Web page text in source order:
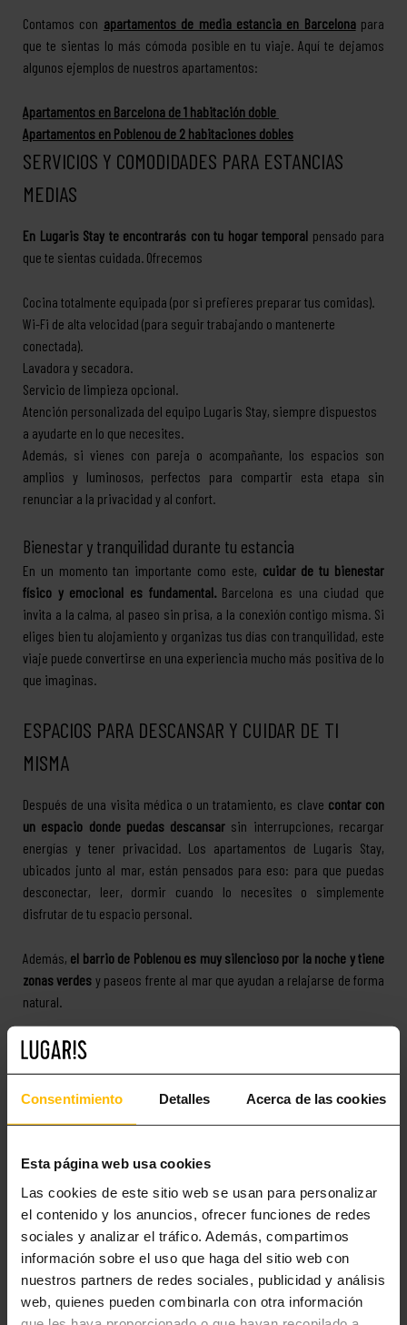
Consentimiento Detalles Acerca de las cookies
Esta página web usa cookies
Las cookies de este sitio web se usan para personalizar
el contenido y los anuncios, ofrecer funciones de redes
sociales y analizar el tráfico. Además, compartimos
información sobre el uso que haga del sitio web con
nuestros partners de redes sociales, publicidad y análisis
web, quienes pueden combinarla con otra información
Contamos con apartamentos de media estancia en Barcelona para
que te sientas lo más cómoda posible en tu viaje. Aquí te dejamos
algunos ejemplos de nuestros apartamentos:
Apartamentos en Barcelona de 1 habitación doble
Apartamentos en Poblenou de 2 habitaciones dobles
SERVICIOS Y COMODIDADES PARA ESTANCIAS
MEDIAS
En Lugaris Stay te encontrarás con tu hogar temporal pensado para
que te sientas cuidada. Ofrecemos
Cocina totalmente equipada (por si prefieres preparar tus comidas).
Wi-Fi de alta velocidad (para seguir trabajando o mantenerte
conectada).
Lavadora y secadora.
Servicio de limpieza opcional.
Atención personalizada del equipo Lugaris Stay, siempre dispuestos
a ayudarte en lo que necesites.
Además, si vienes con pareja o acompañante, los espacios son
amplios y luminosos, perfectos para compartir esta etapa sin
renunciar a la privacidad y al confort.
Bienestar y tranquilidad durante tu estancia
En un momento tan importante como este, cuidar de tu bienestar
físico y emocional es fundamental.Barcelona es una ciudad que
invita a la calma, al paseo sin prisa, a la conexión contigo misma. Si
eliges bien tu alojamiento y organizas tus días con tranquilidad, este
viaje puede convertirse en una experiencia mucho más positiva de lo
que imaginas.
ESPACIOS PARA DESCANSAR Y CUIDAR DE TI
MISMA
Después de una visita médica o un tratamiento, es clave contar con
un espacio donde puedas descansar sin interrupciones, recargar
energías y tener privacidad. Los apartamentos de Lugaris Stay,
ubicados junto al mar, están pensados para eso: para que puedas
desconectar, leer, dormir cuando lo necesites o simplemente
disfrutar de tu espacio personal.
Además, el barrio de Poblenou es muy silencioso por la noche y tiene
zonas verdes y paseos frente al mar que ayudan a relajarse de forma
natural.
ALIMENTACIÓN SALUDABLE Y OPCIONES CERCA
DE TU ALOJAMIENTO
Comer bien es parte del cuidado integral.En Barcelona encontrarás
equilibrada durante tu estancia.
Cerca de los apartamentos de Lugaris Stay haysupermercados
ecológicos, fruterías locales, tiendas de productos naturale
incluso restaurantes con menús adaptados para diferentes
necesidades (vegetarianos, sin gluten, comida casera…). Puedes
cocinar en el propio apartamento o salir a comer algo ligero en